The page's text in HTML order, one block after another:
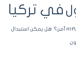
في تركيا
هل يمكن استبدال